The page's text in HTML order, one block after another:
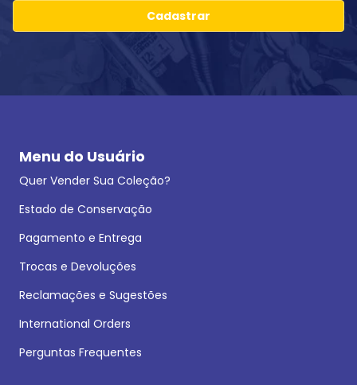
Cadastrar
Menu do Usuário
Quer Vender Sua Coleção?
Estado de Conservação
Pagamento e Entrega
Trocas e Devoluções
Reclamações e Sugestões
International Orders
Perguntas Frequentes